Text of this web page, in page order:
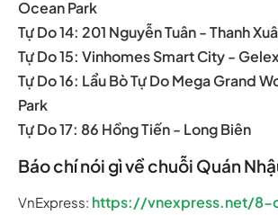
Ocean Park
Tự Do 14: 201 Nguyễn Tuân - Thanh
Tự Do 15: Vinhomes Smart City -
Tự Do 16: Lẩu Bò Tự Do Mega Grand
Park
Tự Do 17: 86 Hồng Tiến - Long Biên
Báo chí nói gì về chuỗi Quán
VnExpress: https://vnexpress.net/